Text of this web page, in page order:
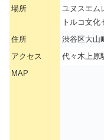
場所
ユヌスエム
トルコ文化
住所
渋谷区大山
アクセス
代々木上原
MAP